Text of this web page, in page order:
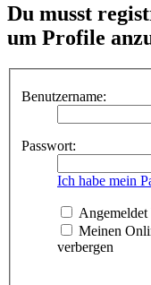
Du musst
um Profile
Benutzername:
Passwort:
Ich habe mein
Angemeldet
Meinen
verbergen